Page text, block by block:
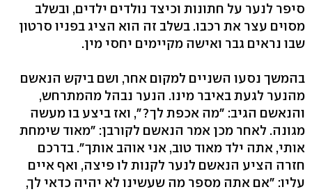
סיפר לנער על חתונות וכיצד נולדים ילדים, ובשלב
מסוים עצר את רכבו. בשלב זה הוא הציג בפניו סרטון
שבו נראים גבר ואישה מקיימים יחסי מין.
בהמשך נסעו השניים למקום אחר, ושם ביקש הנאשם
מהנער לגעת באיבר מינו. הנער נבהל מהמתרחש,
והנאשם הגיב: "מה אכפת לך?", ואז ביצע בו מעשה
מגונה. לאחר מכן אמר הנאשם לקורבן: "מאוד שימחת
אותי, אתה ילד מאוד טוב, אני אוהב אותך". בדרכם
חזרה הציע הנאשם לנער לקנות לו פיצה, ואף איים
עליו: "אם אתה מספר מה שעשינו לא יהיה כדאי לך,